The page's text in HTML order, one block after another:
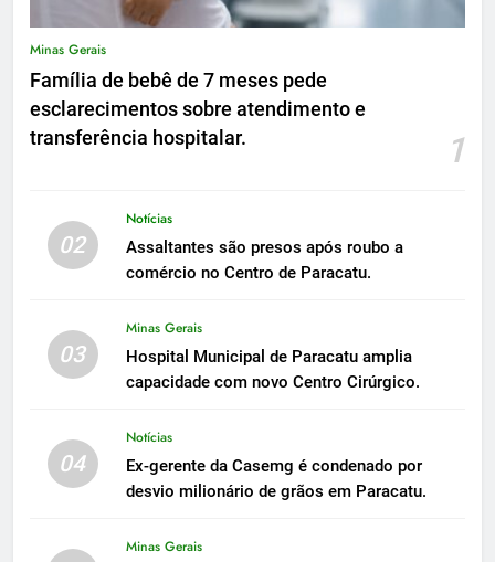
Minas Gerais
Família de bebê de 7 meses pede
esclarecimentos sobre atendimento e
transferência hospitalar.
1
02
Notícias
Assaltantes são presos após roubo a
comércio no Centro de Paracatu.
03
Minas Gerais
Hospital Municipal de Paracatu amplia
capacidade com novo Centro Cirúrgico.
04
Notícias
Ex-gerente da Casemg é condenado por
desvio milionário de grãos em Paracatu.
Minas Gerais